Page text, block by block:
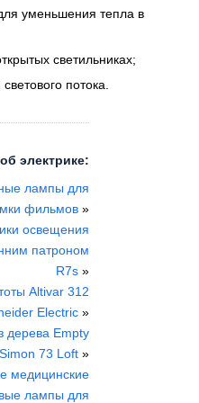
уменьшения тепла в
светильниках;
потока.
электрике:
лампы для
фильмов»
освещения
патроном
R7s»
Altivar 312
Electric»
дерева Empty
Simon 73 Loft»
медицинские
лампы для